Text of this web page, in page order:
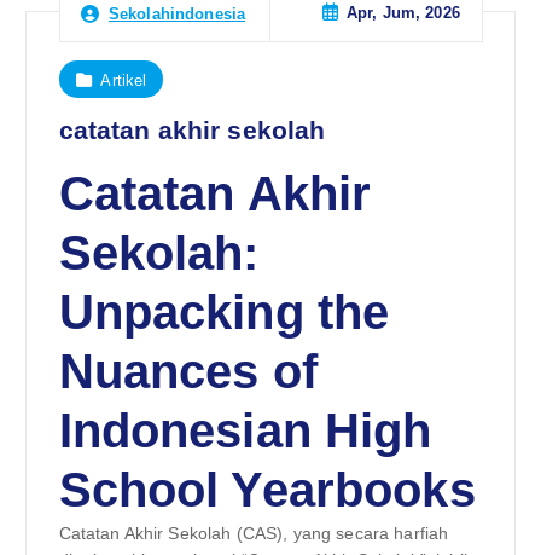
Sekolahindonesia Apr, Jum, 2026
Artikel
catatan akhir sekolah
Catatan Akhir
Sekolah:
Unpacking the
Nuances of
Indonesian High
School Yearbooks
Catatan Akhir Sekolah (CAS), yang secara harfiah